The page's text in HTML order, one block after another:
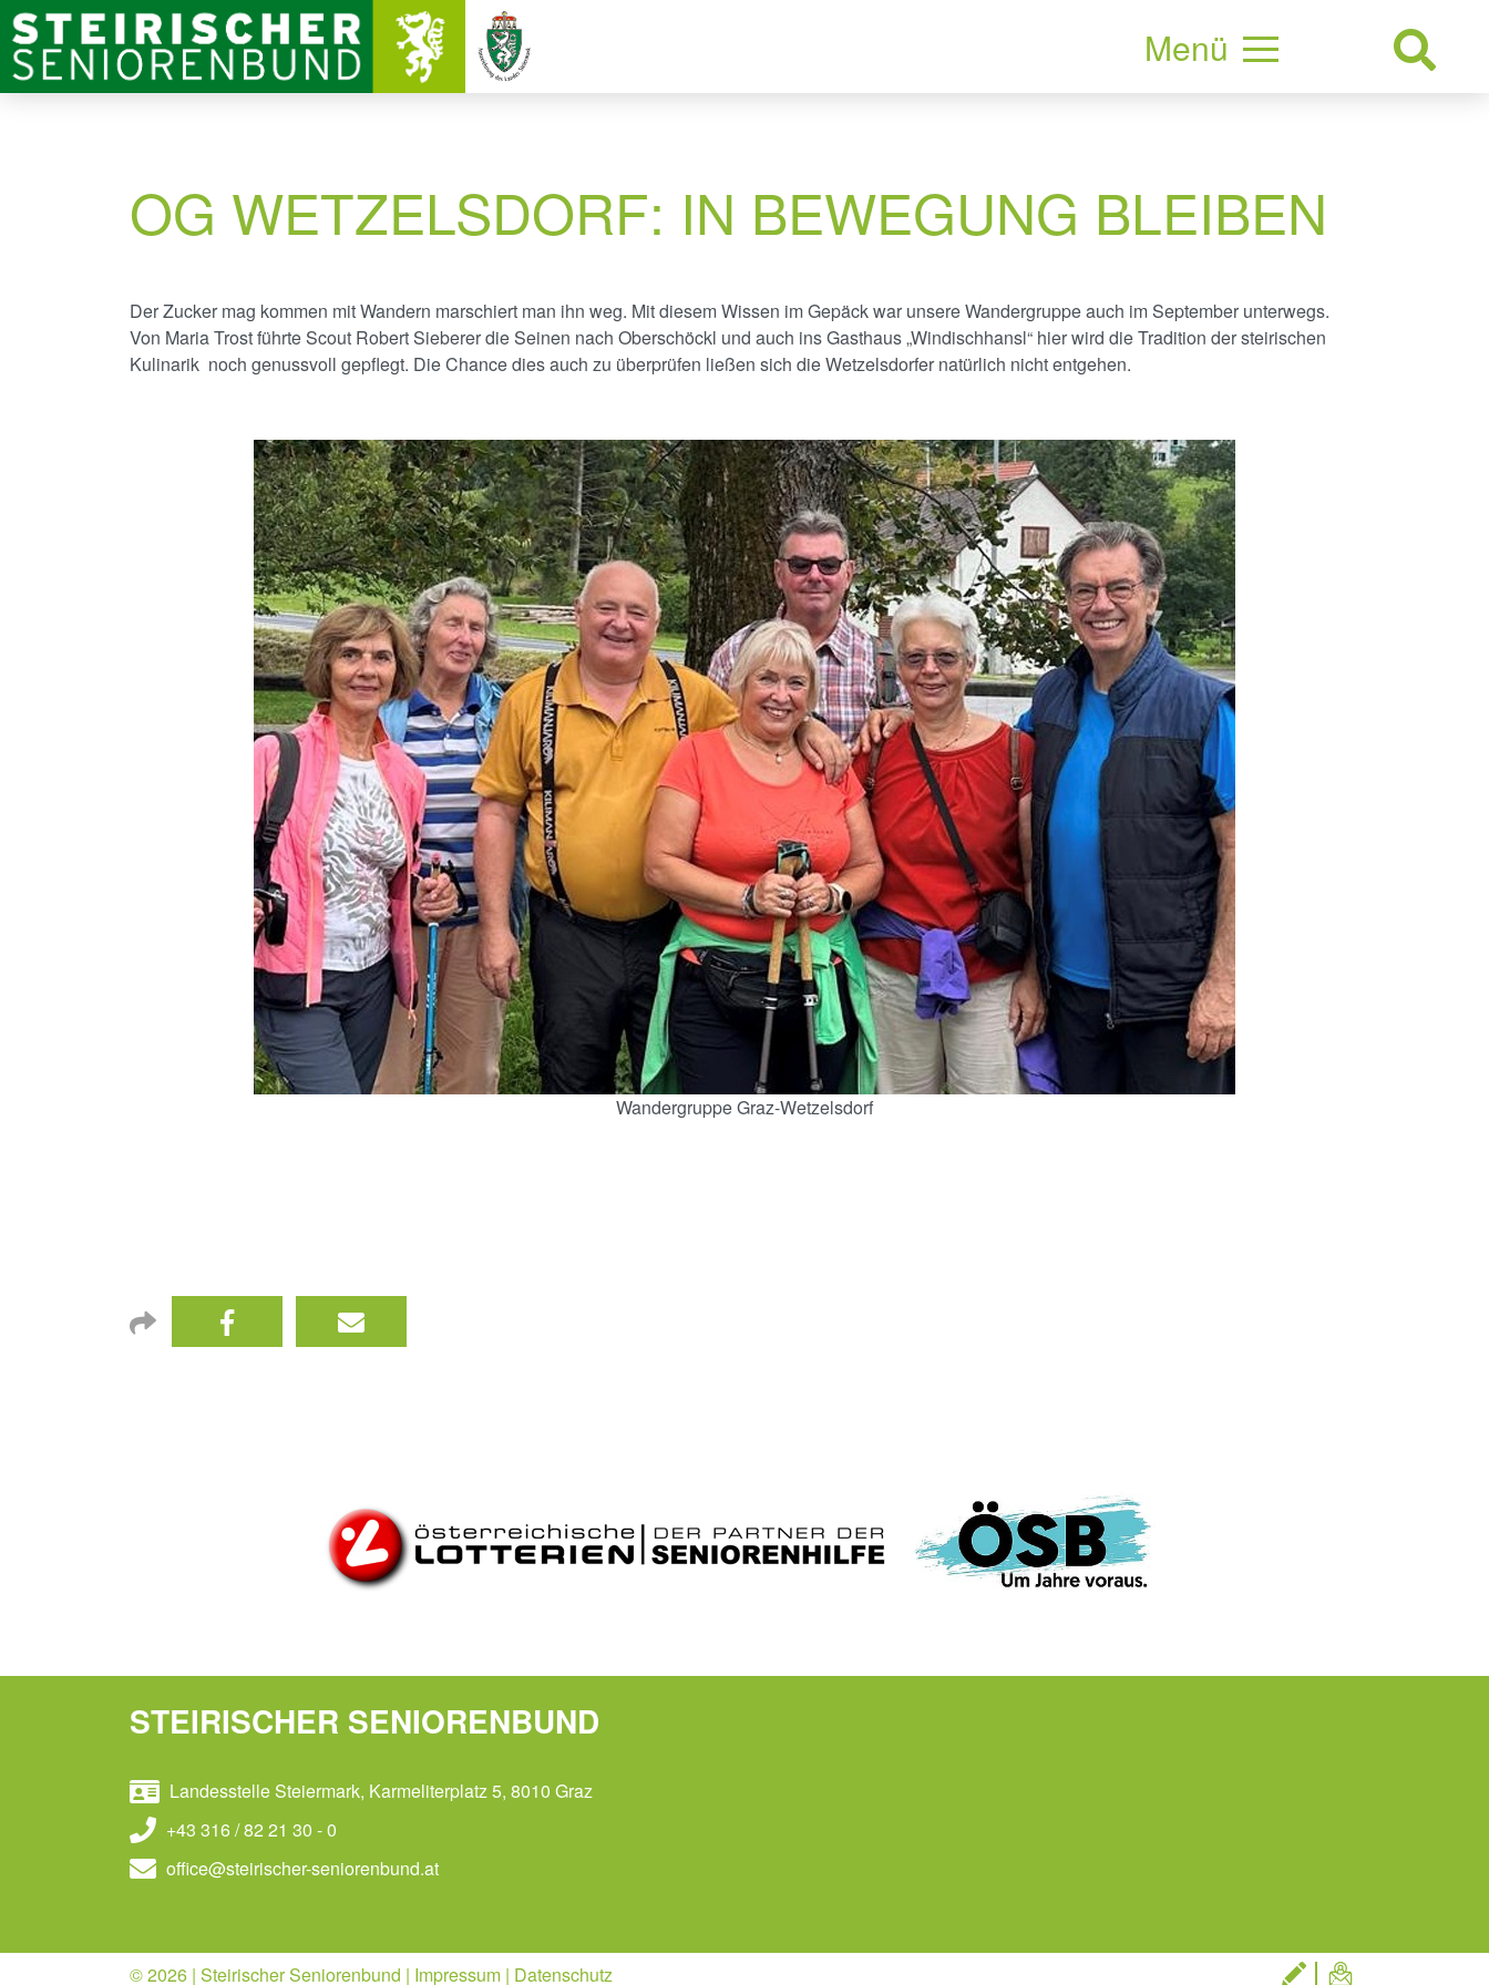
Menü
OG WETZELSDORF: IN BEWEGUNG BLEIBEN
Der Zucker mag kommen mit Wandern marschiert man ihn weg. Mit diesem Wissen im Gepäck war unsere Wandergruppe auch im September unterwegs.
Von Maria Trost führte Scout Robert Sieberer die Seinen nach Oberschöckl und auch ins Gasthaus „Windischhansl“ hier wird die Tradition der steirischen
Kulinarik noch genussvoll gepflegt. Die Chance dies auch zu überprüfen ließen sich die Wetzelsdorfer natürlich nicht entgehen.
Wandergruppe Graz-Wetzelsdorf
STEIRISCHER SENIORENBUND
Landesstelle Steiermark, Karmeliterplatz 5, 8010 Graz
+43 316 / 82 21 30 - 0
office@steirischer-seniorenbund.at
© 2026 | Steirischer Seniorenbund | Impressum | Datenschutz